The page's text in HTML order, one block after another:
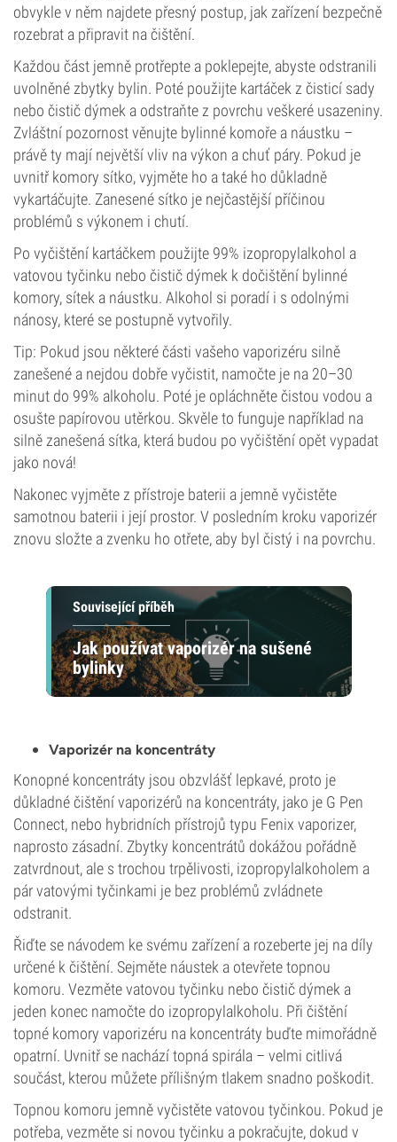
obvykle v něm najdete přesný postup, jak zařízení bezpečně
rozebrat a připravit na čištění.
Každou část jemně protřepte a poklepejte, abyste odstranili
uvolněné zbytky bylin. Poté použijte kartáček z čisticí sady
nebo čistič dýmek a odstraňte z povrchu veškeré usazeniny.
Zvláštní pozornost věnujte bylinné komoře a náustku –
právě ty mají největší vliv na výkon a chuť páry. Pokud je
uvnitř komory sítko, vyjměte ho a také ho důkladně
vykartáčujte. Zanesené sítko je nejčastější příčinou
problémů s výkonem i chutí.
Po vyčištění kartáčkem použijte 99% izopropylalkohol a
vatovou tyčinku nebo čistič dýmek k dočištění bylinné
komory, sítek a náustku. Alkohol si poradí i s odolnými
nánosy, které se postupně vytvořily.
Tip: Pokud jsou některé části vašeho vaporizéru silně
zanešené a nejdou dobře vyčistit, namočte je na 20–30
minut do 99% alkoholu. Poté je opláchněte čistou vodou a
osušte papírovou utěrkou. Skvěle to funguje například na
silně zanešená sítka, která budou po vyčištění opět vypadat
jako nová!
Nakonec vyjměte z přístroje baterii a jemně vyčistěte
samotnou baterii i její prostor. V posledním kroku vaporizér
znovu složte a zvenku ho otřete, aby byl čistý i na povrchu.
Související příběh
Jak používat vaporizér na sušené
bylinky
Vaporizér na koncentráty
Konopné koncentráty jsou obzvlášť lepkavé, proto je
důkladné čištění vaporizérů na koncentráty, jako je G Pen
Connect, nebo hybridních přístrojů typu Fenix vaporizer,
naprosto zásadní. Zbytky koncentrátů dokážou pořádně
zatvrdnout, ale s trochou trpělivosti, izopropylalkoholem a
pár vatovými tyčinkami je bez problémů zvládnete
odstranit.
Řiďte se návodem ke svému zařízení a rozeberte jej na díly
určené k čištění. Sejměte náustek a otevřete topnou
komoru. Vezměte vatovou tyčinku nebo čistič dýmek a
jeden konec namočte do izopropylalkoholu. Při čištění
topné komory vaporizéru na koncentráty buďte mimořádně
opatrní. Uvnitř se nachází topná spirála – velmi citlivá
součást, kterou můžete přílišným tlakem snadno poškodit.
Topnou komoru jemně vyčistěte vatovou tyčinkou. Pokud je
potřeba, vezměte si novou tyčinku a pokračujte, dokud v